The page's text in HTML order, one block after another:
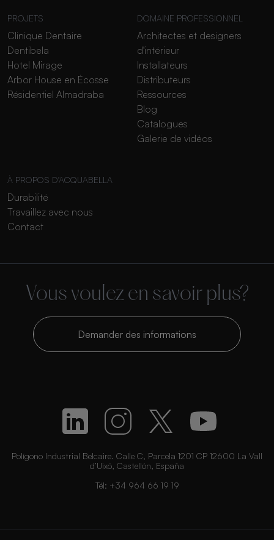
PROJETS
Clinique Dentaire
Dentibela
Hotel Mirage
Arbor House en Écosse
Résidentiel Almadraba
DOMAINE PROFESSIONNEL
Architectes et designers
d'intérieur
Installateurs
Distributeurs
Ressources
Blog
Catalogues
Galerie de vidéos
À PROPOS D'ACQUABELLA
Durabilité
Travaillez avec nous
Contact
Vous voulez en savoir plus?
Demander des informations
Polígono Industrial Belcaire. Calle C, Parcela 1201 CP 12600 La Vall
d’Uixó, Castellón, España
Tél: +34 964 66 19 19